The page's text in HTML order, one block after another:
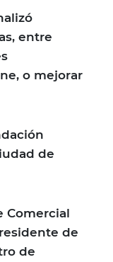
entre
o mejorar
de
Comercial
de
de